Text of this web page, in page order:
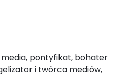
media, pontyfikat, bohater
i twórca mediów,